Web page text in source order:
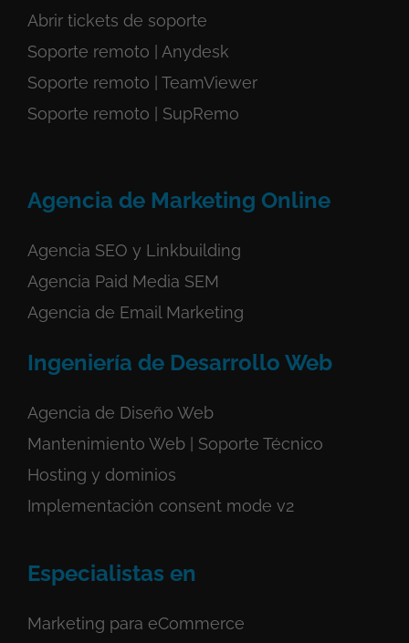
Abrir tickets de soporte
Soporte remoto | Anydesk
Soporte remoto | TeamViewer
Soporte remoto | SupRemo
Agencia de Marketing Online
Agencia SEO y Linkbuilding
Agencia Paid Media SEM
Agencia de Email Marketing
Ingeniería de Desarrollo Web
Agencia de Diseño Web
Mantenimiento Web | Soporte Técnico
Hosting y dominios
Implementación consent mode v2
Especialistas en
Marketing para eCommerce